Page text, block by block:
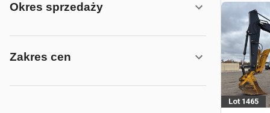
Okres sprzedaży
Zakres cen
Lot 1465